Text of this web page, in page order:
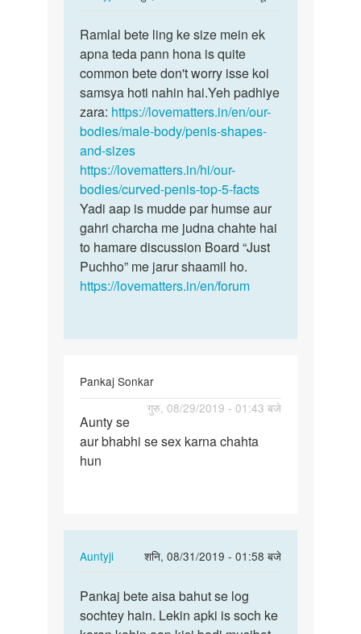
to
Mera
Ling
tedha
Hai
Sidha…
by
RAMLAL
Ramlal
bete
ling
ke
size…
Ramlal bete ling ke size mein ek
apna teda pann hona is quite
common bete don't worry isse koi
samsya hoti nahin hai.Yeh padhiye
zara: https://lovematters.in/en/our-
bodies/male-body/penis-shapes-
and-sizes
https://lovematters.in/hi/our-
bodies/curved-penis-top-5-facts
Yadi aap is mudde par humse aur
gahri charcha me judna chahte hai
to hamare discussion Board “Just
Puchho” me jarur shaamil ho.
https://lovematters.in/en/forum
Pankaj Sonkar
गुरु, 08/29/2019 - 01:43 बजे
Aunty
se
aur
Aunty se
aur bhabhi se sex karna chahta
hun
Auntyji
शनि, 08/31/2019 - 01:58 बजे
In
to
Aunty
Pankaj
bete
Pankaj bete aisa bahut se log
sochtey hain. Lekin apki is soch ke